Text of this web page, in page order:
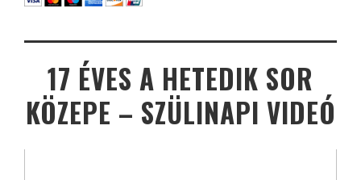
17 ÉVES A HETEDIK SOR
KÖZEPE – SZÜLINAPI VIDEÓ